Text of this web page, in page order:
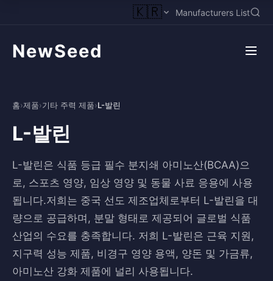
🇰🇷 Manufacturers List
NewSeed
홈›제품›기타 주력 제품›L-발린
L-발린
L-발린은 식품 등급 필수 분지쇄 아미노산(BCAA)으
로, 스포츠 영양, 임상 영양 및 동물 사료 응용에 사용
됩니다.저희는 중국 선도 제조업체로부터 L-발린을 대
량으로 공급하며, 분말 형태로 제공되어 글로벌 식품
산업의 수요를 충족합니다. 저희 L-발린은 근육 지원,
지구력 성능 제품, 비경구 영양 용액, 양돈 및 가금류,
아미노산 강화 제품에 널리 사용됩니다.